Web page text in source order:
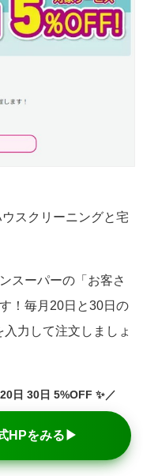
スクリーニングと宅
スーパーの「お客さ
！毎月20日と30日の
力して注文しましょ
20日 30日 5%OFF ✨／
HPをみる▶